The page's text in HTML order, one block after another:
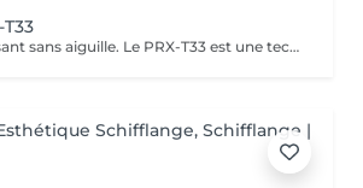
Traitement revitalisant sans aiguille. Le PRX-T33 est une technique de rajeunissement très efficace et non invasive. Il procure une hydratation profonde et immédiate . Le PRX-T33 est un traitement innovant qui permet de retrouver une peau éclatante et revitalisée,sans les inconvénients d'autres techniques invasives.